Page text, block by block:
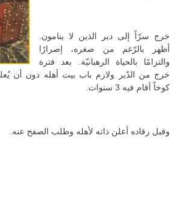
خرج سرّاً إلى دير الذين لا ينامون.
أظهر بالرّغم من صغره، إصرارًا
والتزامًا بالحياة الرهبانيّة. بعد فترة
خرج من الدّير ولازم باب بيت أهله دون أن
كوخاً أقام فيه 3 سنوات.
وقبل رقاده أعلن ذاته لأهله وطلب الصفح عنه.